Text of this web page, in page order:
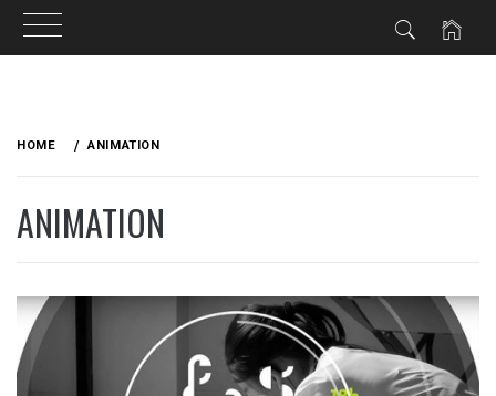
HOME ANIMATION
ANIMATION